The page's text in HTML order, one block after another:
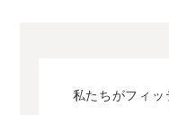
私たちがフィッ